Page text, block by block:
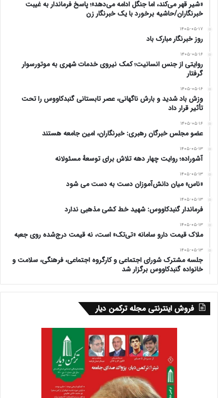
www.ulkamiz.ir
«شیر قهر می‌کند، اما جنگل ادامه می‌دهد»؛ پاسخ فرماندار به غیبت
خبرنگاران/حاشیه برخورد با یک خبرنگار زن
۱۴۰۵-۰۵-۱۷
روز خبرنگار مبارک باد
۱۴۰۵-۰۵-۱۶
روایتی از جنس انسانیت؛ کمک نیروی خدمات شهری به موتورسوار
گرفتار
۱۴۰۵-۰۵-۱۶
وزش باد شدید و بارش ناگهانی، عصر تابستانی گنبدکاووس را تحت
تأثیر قرار داد
۱۴۰۵-۰۵-۱۶
عضو مجلس خبرگان رهبری: خبرنگاران، امین جامعه هستند
۱۴۰۵-۰۵-۱۳
آشوراده؛ روایت چهار دهه تلاش برای توسعهٔ مسئولانه
۱۴۰۵-۰۵-۱۳
«ناس» میان دانش‌آموزان دست به دست می شود
۱۴۰۵-۰۵-۱۳
فرماندار گنبدکاووس: شهید خط کشی مذهبی ندارد
۱۴۰۵-۰۵-۱۳
ملاک قیمت دارو سامانه «تی‌تک» است، نه قیمت درج‌شده روی جعبه
۱۴۰۵-۰۵-۱۳
جلسه مشترک شورای اجتماعی و کارگروه اجتماعی، فرهنگی، سلامت و
خانواده گنبدکاووس برگزار شد
فروش اینترنتی مجله ترکمن دیار